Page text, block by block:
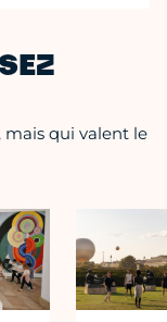
mais qui valent le